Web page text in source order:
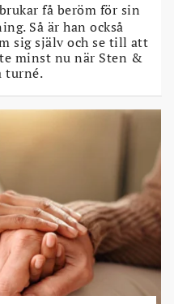
få beröm för sin
Så är han också
sig själv och se till att
minst nu när Sten &
turné.